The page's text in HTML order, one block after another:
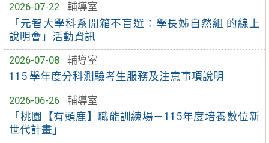
2026-07-22
輔導室
「元智大學科系開箱不盲選：學長姊自然組 的線上
說明會」活動資訊
2026-07-08
輔導室
115 學年度分科測驗考生服務及注意事項說明
2026-06-26
輔導室
「桃園【有頭鹿】職能訓練場－115年度培養數位新
世代計畫」